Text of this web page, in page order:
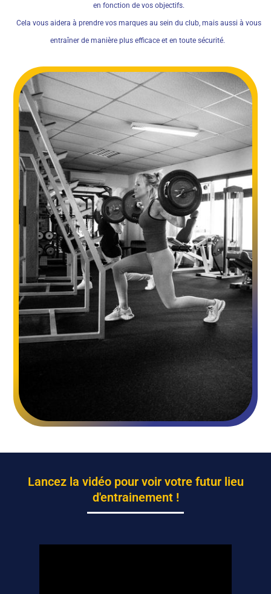
en fonction de vos objectifs.
Cela vous aidera à prendre vos marques au sein du club, mais aussi à vous
entraîner de manière plus efficace et en toute sécurité.
Lancez la vidéo pour voir votre futur lieu
d'entrainement !